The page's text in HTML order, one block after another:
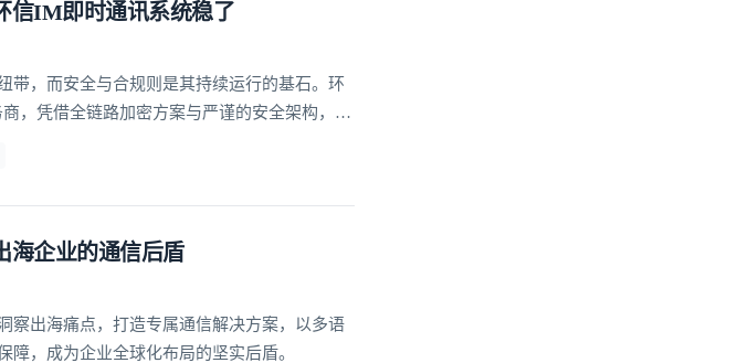
信IM即时通讯系统稳了
带，而安全与合规则是其持续运行的基石。环
，凭借全链路加密方案与严谨的安全架构，为
海企业的通信后盾
察出海痛点，打造专属通信解决方案，以多语
，成为企业全球化布局的坚实后盾。